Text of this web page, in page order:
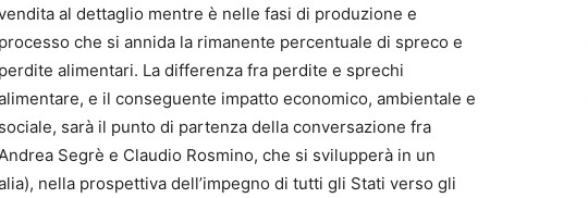
al dettaglio mentre è nelle fasi di produzione e
processo che si annida la rimanente percentuale di spreco e
perdite alimentari. La differenza fra perdite e sprechi
e il conseguente impatto economico, ambientale e
sociale, sarà il punto di partenza della conversazione fra
Segrè e Claudio Rosmino, che si svilupperà in un
nella prospettiva dell’impegno di tutti gli Stati verso gli